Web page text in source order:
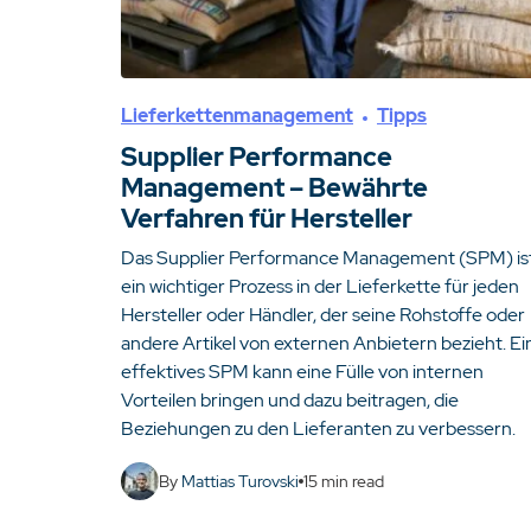
Lieferkettenmanagement Tipps
Supplier Performance
Management – Bewährte
Verfahren für Hersteller
Das Supplier Performance Management (SPM)
ein wichtiger Prozess in der Lieferkette für jeden
Hersteller oder Händler, der seine Rohstoffe oder
andere Artikel von externen Anbietern bezieht.
effektives SPM kann eine Fülle von internen
Vorteilen bringen und dazu beitragen, die
Beziehungen zu den Lieferanten zu verbessern.
By Mattias Turovski 15min read